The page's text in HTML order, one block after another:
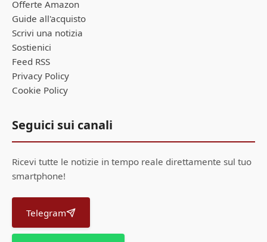
Offerte Amazon
Guide all'acquisto
Scrivi una notizia
Sostienici
Feed RSS
Privacy Policy
Cookie Policy
Seguici sui canali
Ricevi tutte le notizie in tempo reale direttamente sul tuo
smartphone!
Telegram